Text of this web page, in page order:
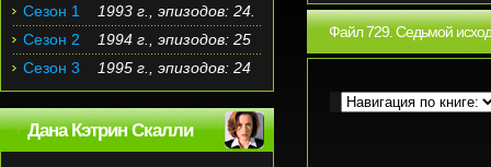
Файл 729. Седьмой
Сезон 1
1993 г., эпизодов: 24.
Сезон 2
1994 г., эпизодов: 25
Сезон 3
1995 г., эпизодов: 24
Дана Кэтрин Скалли